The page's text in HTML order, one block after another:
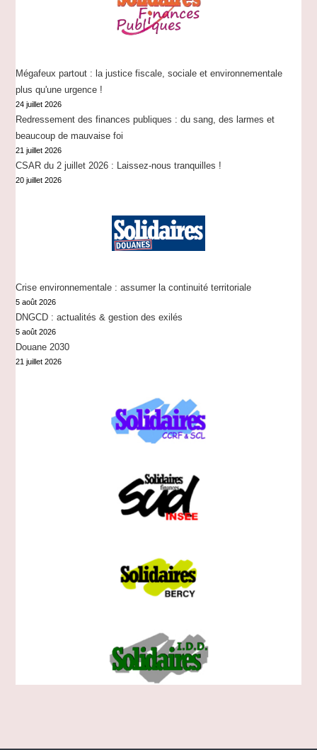
Mégafeux partout : la justice fiscale, sociale et environnementale
plus qu'une urgence !
24 juillet 2026
Redressement des finances publiques : du sang, des larmes et
beaucoup de mauvaise foi
21 juillet 2026
CSAR du 2 juillet 2026 : Laissez-nous tranquilles !
20 juillet 2026
Crise environnementale : assumer la continuité territoriale
5 août 2026
DNGCD : actualités & gestion des exilés
5 août 2026
Douane 2030
21 juillet 2026